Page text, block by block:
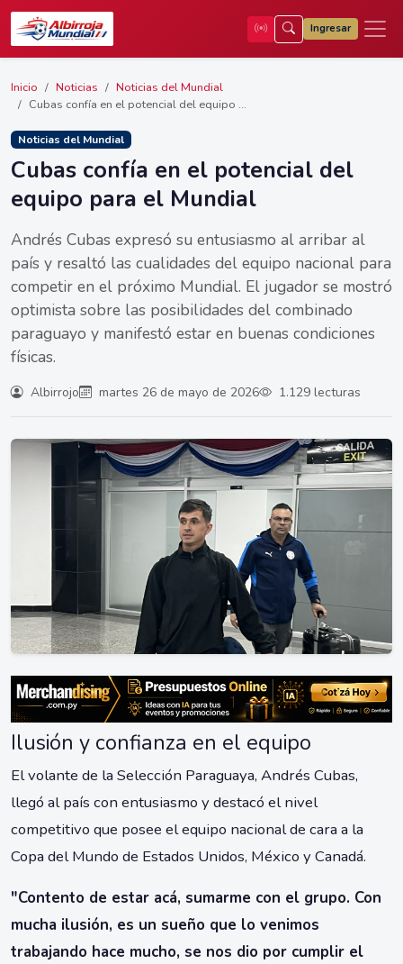
Ingresar
Inicio Noticias
Noticias del Mundial
Cubas confía en el potencial del equipo ...
Noticias del Mundial
Cubas confía en el potencial del
equipo para el Mundial
Andrés Cubas expresó su entusiasmo al arribar al
país y resaltó las cualidades del equipo nacional para
competir en el próximo Mundial. El jugador se mostró
optimista sobre las posibilidades del combinado
paraguayo y manifestó estar en buenas condiciones
físicas.
Albirrojo martes 26 de mayo de 2026 1.129 lecturas
Ilusión y confianza en el equipo
El volante de la Selección Paraguaya, Andrés Cubas,
llegó al país con entusiasmo y destacó el nivel
competitivo que posee el equipo nacional de cara a la
Copa del Mundo de Estados Unidos, México y Canadá.
"Contento de estar acá, sumarme con el grupo. Con
mucha ilusión, es un sueño que lo venimos
trabajando hace mucho, se nos dio por cumplir el